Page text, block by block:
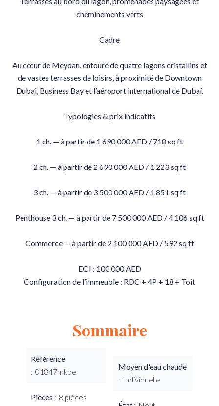
cheminements verts
Cadre
Au cœur de Meydan, entouré de quatre lagons cristallins et
de vastes terrasses de loisirs, à proximité de Downtown
Dubai, Business Bay et l’aéroport international de Dubaï.
Typologies & prix indicatifs
1 ch. — à partir de 1 690 000 AED / 718 sq ft
2 ch. — à partir de 2 690 000 AED / 1 223 sq ft
3 ch. — à partir de 3 500 000 AED / 1 851 sq ft
Penthouse 3 ch. — à partir de 7 500 000 AED / 4 106 sq ft
Commerce — à partir de 2 100 000 AED / 592 sq ft
EOI : 100 000 AED
Configuration de l’immeuble : RDC + 4P + 18 + Toit
Sommaire
Référence
01847mkbe
Pièces 8 pièces
Moyen d'eau chaude
Individuelle